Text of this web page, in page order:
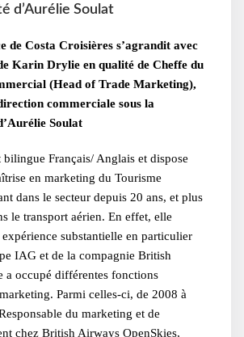
d’Aurélie Soulat
de Costa Croisières s’agrandit avec
Karin Drylie en qualité de Cheffe du
(Head of Trade Marketing),
commerciale sous la
Soulat
Français/ Anglais et dispose
en marketing du Tourisme
dans le secteur depuis 20 ans, et plus
le transport aérien. En effet, elle
substantielle en particulier
IAG et de la compagnie British
a occupé différentes fonctions
Parmi celles-ci, de 2008 à
du marketing et de
chez British Airways OpenSkies,